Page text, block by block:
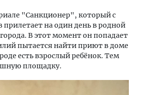
"Санкционер", который с
на один день в родной
В этот момент он попадает
пытается найти приют в доме
есть взрослый ребёнок. Тем
площадку.